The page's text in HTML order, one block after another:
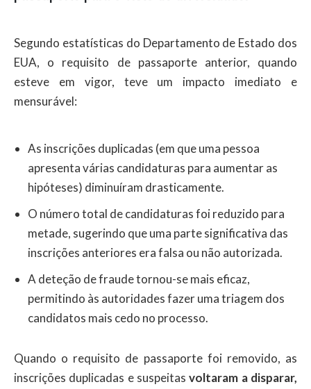
Segundo estatísticas do Departamento de Estado dos
EUA, o requisito de passaporte anterior, quando
esteve em vigor, teve um impacto imediato e
mensurável:
As inscrições duplicadas (em que uma pessoa
apresenta várias candidaturas para aumentar as
hipóteses) diminuíram drasticamente.
O número total de candidaturas foi reduzido para
metade, sugerindo que uma parte significativa das
inscrições anteriores era falsa ou não autorizada.
A deteção de fraude tornou-se mais eficaz,
permitindo às autoridades fazer uma triagem dos
candidatos mais cedo no processo.
Quando o requisito de passaporte foi removido, as
inscrições duplicadas e suspeitas voltaram a disparar,